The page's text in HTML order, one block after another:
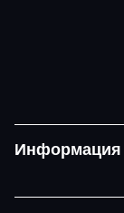
Информация